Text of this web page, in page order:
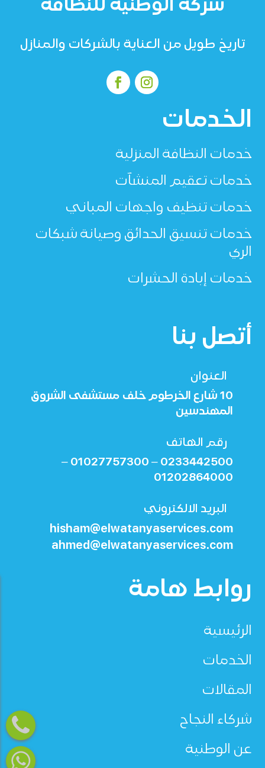
روابط هامة
الرئيسية
الخدمات
المقالات
شركاء النجاح
عن الوطنية
أتصل بنا
العنوان
10 شارع الخرطوم خلف مستشفى الشروق
المهندسين
رقم الهاتف
0233442500 –
01027757300 –
01202864000
البريد الالكتروني
hisham@elwatanyaservices.com
ahmed@elwatanyaservices.com
الخدمات
خدمات النظافة المنزلية
خدمات تعقيم المنشآت
خدمات تنظيف واجهات المباني
خدمات تنسيق الحدائق وصيانة شبكات
الري
خدمات إبادة الحشرات
تاريخ طويل من العناية بالشركات والمنازل